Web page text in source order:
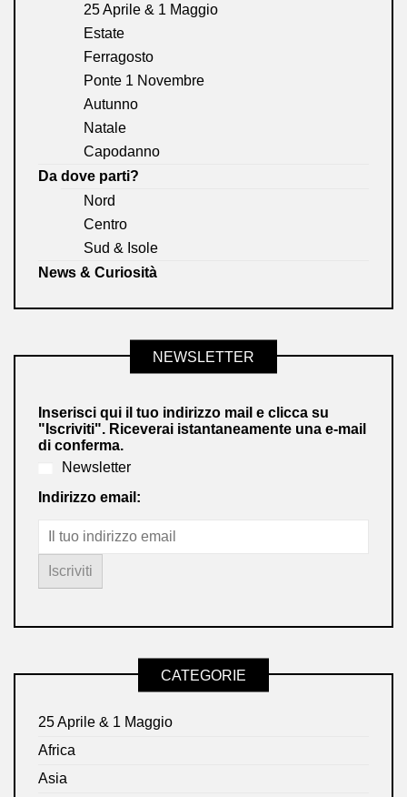
25 Aprile & 1 Maggio
Estate
Ferragosto
Ponte 1 Novembre
Autunno
Natale
Capodanno
Da dove parti?
Nord
Centro
Sud & Isole
News & Curiosità
NEWSLETTER
Inserisci qui il tuo indirizzo mail e clicca su
"Iscriviti". Riceverai istantaneamente una e-mail
di conferma.
Newsletter
Indirizzo email:
CATEGORIE
25 Aprile & 1 Maggio
Africa
Asia